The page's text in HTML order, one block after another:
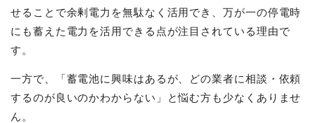
エコキュート
日立
パナソニック
東芝
コロナ
V2HのCEV補助金
自治体の補助金
お見積り・ご相談
せることで余剰電力を無駄なく活用でき、万が一の停電時
にも蓄えた電力を活用できる点が注目されている理由で
す。
一方で、「蓄電池に興味はあるが、どの業者に相談・依頼
するのが良いのかわからない」と悩む方も少なくありませ
ん。